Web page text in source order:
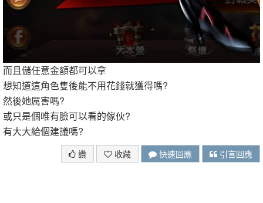
而且儲任意金額都可以拿
想知道這角色隻後能不用花錢就獲得嗎?
然後她厲害嗎?
或只是個唯有臉可以看的傢伙?
有大大給個建議嗎?
讚 收藏 快速回應 引言回應